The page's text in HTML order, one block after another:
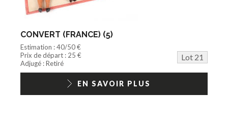
CONVERT (FRANCE) (5)
Estimation : 40/50 €
Prix de départ : 25 €
Lot 21
Adjugé : Retiré
EN SAVOIR PLUS